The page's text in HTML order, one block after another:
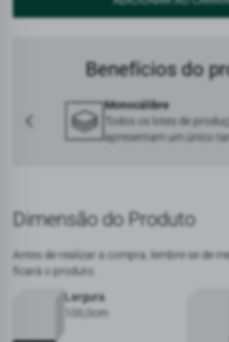
Benefícios do
entre as
Monocálibre
Todos os lotes de
apresentam um único
Dimensão do Produto
Antes de realizar a compra, lembre-se de
ficará o produto.
Largura
100,0cm